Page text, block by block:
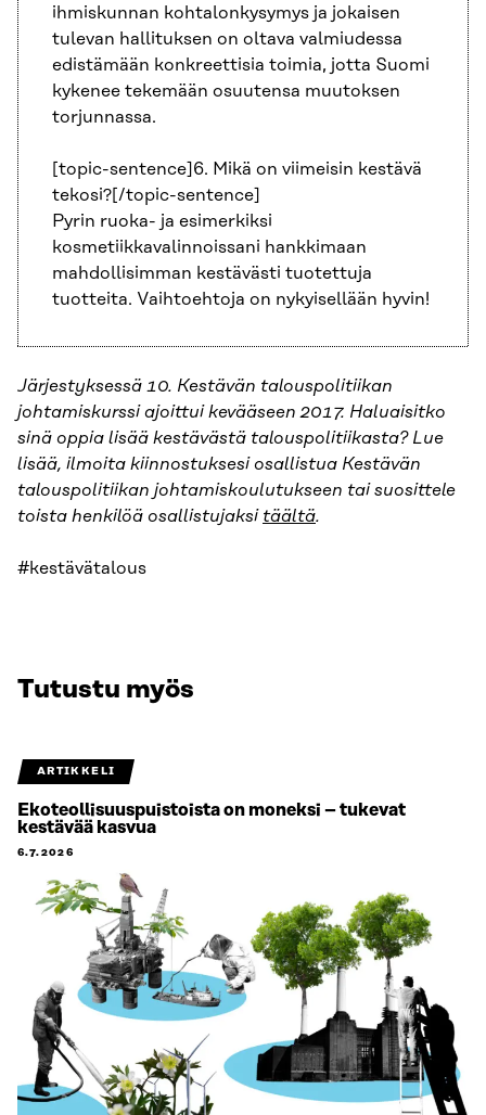
ihmiskunnan kohtalonkysymys ja jokaisen
tulevan hallituksen on oltava valmiudessa
edistämään konkreettisia toimia, jotta Suomi
kykenee tekemään osuutensa muutoksen
torjunnassa.
[topic-sentence]6. Mikä on viimeisin kestävä
tekosi?[/topic-sentence]
Pyrin ruoka- ja esimerkiksi
kosmetiikkavalinnoissani hankkimaan
mahdollisimman kestävästi tuotettuja
tuotteita. Vaihtoehtoja on nykyisellään hyvin!
Järjestyksessä 10. Kestävän talouspolitiikan
johtamiskurssi ajoittui kevääseen 2017. Haluaisitko
sinä oppia lisää kestävästä talouspolitiikasta? Lue
lisää, ilmoita kiinnostuksesi osallistua Kestävän
talouspolitiikan johtamiskoulutukseen tai suosittele
toista henkilöä osallistujaksi täältä.
#kestävätalous
Tutustu myös
ARTIKKELI
Ekoteollisuuspuistoista on moneksi – tukevat
kestävää kasvua
6.7.2026